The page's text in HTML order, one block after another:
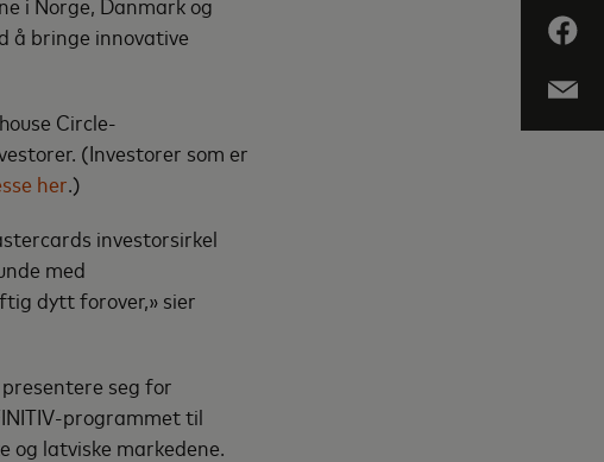
å bringe innovative
Circle-
(Investorer som er
her.)
investorsirkel
med
dytt forover,» sier
seg for
programmet til
og latviske markedene.